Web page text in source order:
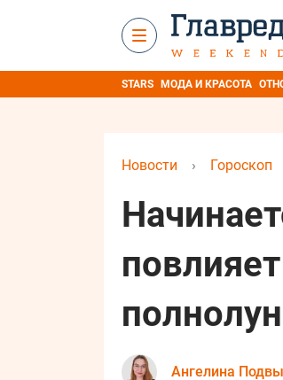
STARS МОДА И КРАСОТА
Новости › Гороскоп
Ангелина